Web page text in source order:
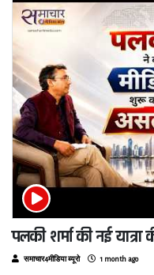
पलकी शर्मा की नई
समाचार4मीडिया ब्यूरो 1 month ago